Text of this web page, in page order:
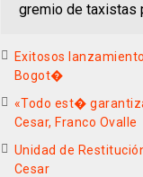
gremio de taxistas
Exitosos
Bogot�
«Todo est�
Cesar, Franco Ovalle
Unidad de
Cesar